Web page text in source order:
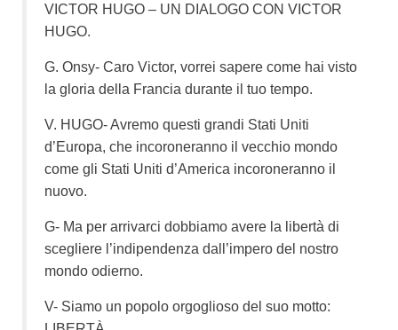
VICTOR HUGO – UN DIALOGO CON VICTOR
HUGO.
G. Onsy- Caro Victor, vorrei sapere come hai visto
la gloria della Francia durante il tuo tempo.
V. HUGO- Avremo questi grandi Stati Uniti
d’Europa, che incoroneranno il vecchio mondo
come gli Stati Uniti d’America incoroneranno il
nuovo.
G- Ma per arrivarci dobbiamo avere la libertà di
scegliere l’indipendenza dall’impero del nostro
mondo odierno.
V- Siamo un popolo orgoglioso del suo motto: